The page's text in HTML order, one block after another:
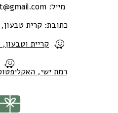
מייל:
כתובת: קרית טבעון,
קריית וטבעון,
רמת ישי, האקליפטוס 3- סטריט